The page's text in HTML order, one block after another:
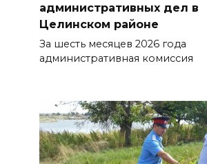
административных дел в
Целинском районе
За шесть месяцев 2026 года
административная комиссия